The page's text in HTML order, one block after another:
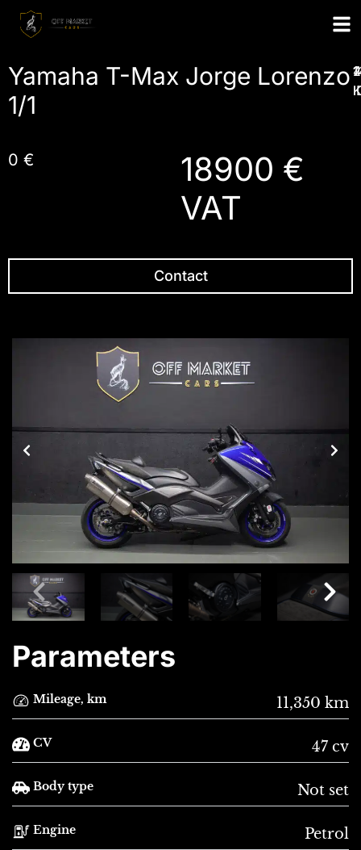
Yamaha T-Max Jorge Lorenzo
1/1
0 €
18900 €
VAT
Contact
Parameters
Mileage, km 11,350 km
CV 47 cv
Body type Not set
Engine Petrol